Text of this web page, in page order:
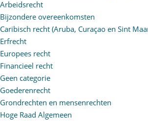
Arbeidsrecht
Bijzondere overeenkomsten
Caribisch recht (Aruba, Curaçao en Sint
Erfrecht
Europees recht
Financieel recht
Geen categorie
Goederenrecht
Grondrechten en mensenrechten
Hoge Raad Algemeen